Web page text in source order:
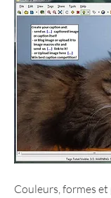
Couleurs, formes